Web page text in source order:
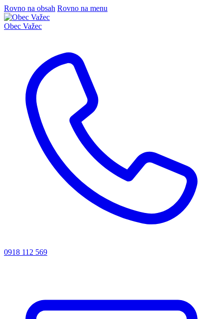
Rovno na obsah Rovno na menu
Obec Važec
0918 112 569